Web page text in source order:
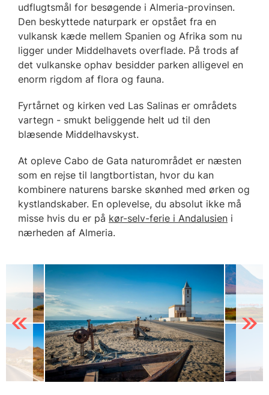
udflugtsmål for besøgende i Almeria-provinsen.
Den beskyttede naturpark er opstået fra en
vulkansk kæde mellem Spanien og Afrika som nu
ligger under Middelhavets overflade. På trods af
det vulkanske ophav besidder parken alligevel en
enorm rigdom af flora og fauna.
Fyrtårnet og kirken ved Las Salinas er områdets
vartegn - smukt beliggende helt ud til den
blæsende Middelhavskyst.
At opleve Cabo de Gata naturområdet er næsten
som en rejse til langtbortistan, hvor du kan
kombinere naturens barske skønhed med ørken og
kystlandskaber. En oplevelse, du absolut ikke må
misse hvis du er på kør-selv-ferie i Andalusien i
nærheden af Almeria.
Previous Next